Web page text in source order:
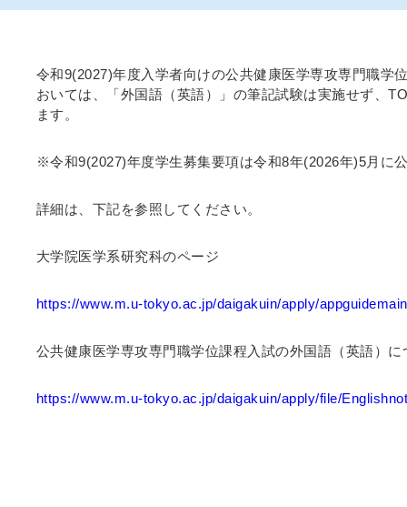
令和9(2027)年度入学者向けの公共健康医学専攻専門職学
おいては、「外国語（英語）」の筆記試験は実施せず、
ます。
※令和9(2027)年度学生募集要項は令和8年(2026年)5月に
詳細は、下記を参照してください。
大学院医学系研究科のページ
https://www.m.u-tokyo.ac.jp/daigakuin/apply/
公共健康医学専攻専門職学位課程入試の外国語（英語）に
https://www.m.u-tokyo.ac.jp/daigakuin/apply/file/